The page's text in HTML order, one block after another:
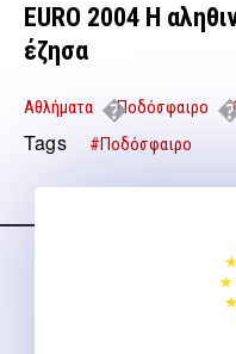
EURO 2004 H
έζησα
Αθλήματα Ποδόσφαιρο
ιστορία όπως την έζησα
Tags #Ποδόσφαιρο